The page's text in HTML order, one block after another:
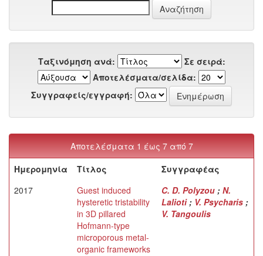
Ταξινόμηση ανά:
Σε σειρά:
Αποτελέσματα/σελίδα:
Συγγραφείς/εγγραφή:
Αποτελέσματα 1 έως 7 από 7
Ημερομηνία
Τίτλος
Συγγραφέας
2017
Guest induced
hysteretic tristability
in 3D pillared
Hofmann-type
microporous metal-
organic frameworks
C. D. Polyzou ; N.
Lalioti; V. Psycharis ;
V. Tangoulis